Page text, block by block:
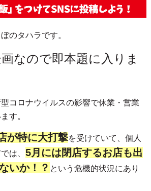
のタハラです。
なので即本題に入りま
コロナウイルスの影響で休業・営業
す。
が特に大打撃を受けていて、個人
は、 5月には閉店するお店も出
いか！？ という危機的状況にあり